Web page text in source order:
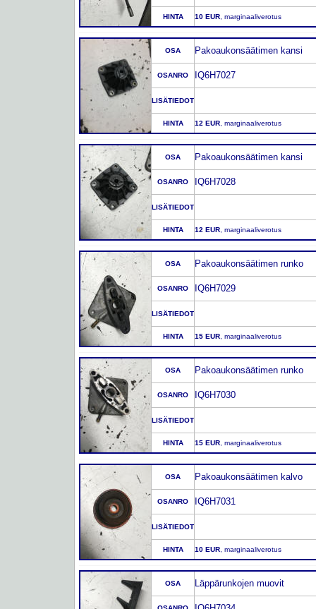
HINTA 10 EUR , marginaaliverotus
OSA Pakoaukonsäätimen kansi
OSANRO IQ6H7027
LISÄTIEDOT
HINTA 12 EUR , marginaaliverotus
OSA Pakoaukonsäätimen kansi
OSANRO IQ6H7028
LISÄTIEDOT
HINTA 12 EUR , marginaaliverotus
OSA Pakoaukonsäätimen runko
OSANRO IQ6H7029
LISÄTIEDOT
HINTA 15 EUR , marginaaliverotus
OSA Pakoaukonsäätimen runko
OSANRO IQ6H7030
LISÄTIEDOT
HINTA 15 EUR , marginaaliverotus
OSA Pakoaukonsäätimen kalvo
OSANRO IQ6H7031
LISÄTIEDOT
HINTA 10 EUR , marginaaliverotus
OSA Läppärunkojen muovit